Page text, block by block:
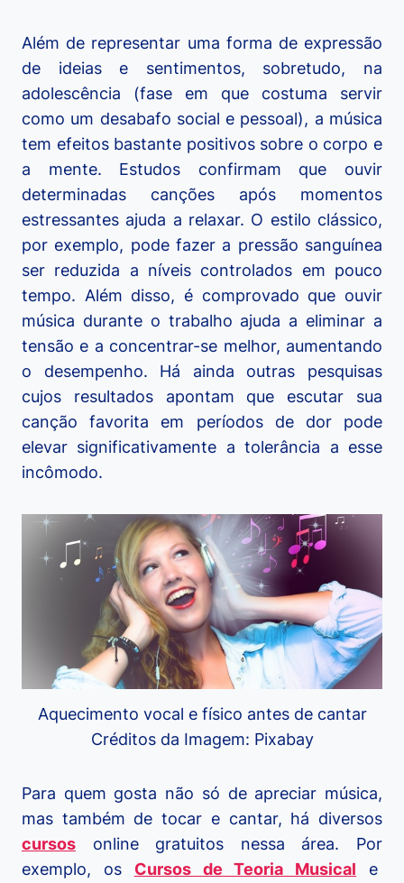
Além de representar uma forma de expressão
de ideias e sentimentos, sobretudo, na
adolescência (fase em que costuma servir
como um desabafo social e pessoal), a música
tem efeitos bastante positivos sobre o corpo e
a mente. Estudos confirmam que ouvir
determinadas canções após momentos
estressantes ajuda a relaxar. O estilo clássico,
por exemplo, pode fazer a pressão sanguínea
ser reduzida a níveis controlados em pouco
tempo. Além disso, é comprovado que ouvir
música durante o trabalho ajuda a eliminar a
tensão e a concentrar-se melhor, aumentando
o desempenho. Há ainda outras pesquisas
cujos resultados apontam que escutar sua
canção favorita em períodos de dor pode
elevar significativamente a tolerância a esse
incômodo.
Aquecimento vocal e físico antes de cantar
Créditos da Imagem: Pixabay
Para quem gosta não só de apreciar música,
mas também de tocar e cantar, há diversos
cursos online gratuitos nessa área. Por
exemplo, os Cursos de Teoria Musical e